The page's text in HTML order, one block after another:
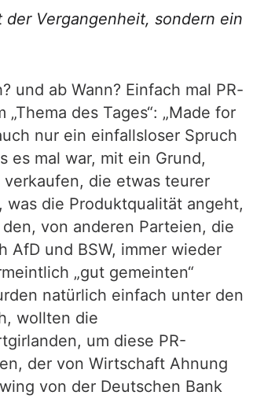
Vergangenheit, sondern ein
und ab Wann? Einfach mal PR-
des Tages“: „Made for
nur ein einfallsloser Spruch
es mal war, mit ein Grund,
die etwas teurer
was die Produktqualität angeht,
von anderen Parteien, die
und BSW, immer wieder
„gut gemeinten“
natürlich einfach unter den
wollten die
um diese PR-
der von Wirtschaft Ahnung
von der Deutschen Bank